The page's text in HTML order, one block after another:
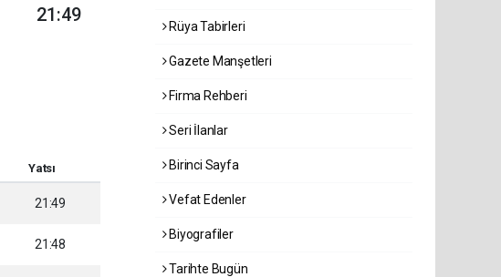
21:49
Yatsı
21:49
21:48
Rüya Tabirleri
Gazete Manşetleri
Firma Rehberi
Seri İlanlar
Birinci Sayfa
Vefat Edenler
Biyografiler
Tarihte Bugün